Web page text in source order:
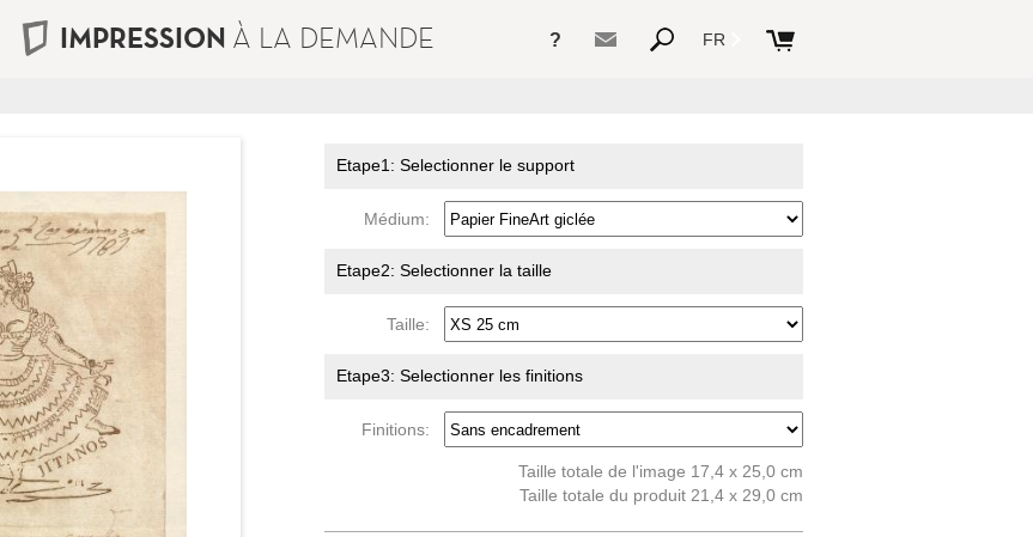
? FR
IMPRESSION À LA DEMANDE
Etape1: Selectionner le support
Médium:
Etape2: Selectionner la taille
Taille:
Etape3: Selectionner les finitions
Finitions:
Taille totale de l'image 17,4 x 25,0 cm
Taille totale du produit 21,4 x 29,0 cm